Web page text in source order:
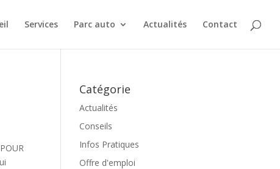
Services Parc auto Actualités Contact
Catégorie
Actualités
Conseils
Infos Pratiques
Offre d'emploi